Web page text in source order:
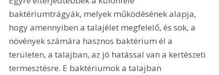
baktériumtrágyák, melyek működésének alapja,
hogy amennyiben a talajélet megfelelő, és sok, a
növények számára hasznos baktérium él a
területen, a talajban, az jó hatással van a kertészeti
termesztésre. E baktériumok a talajban